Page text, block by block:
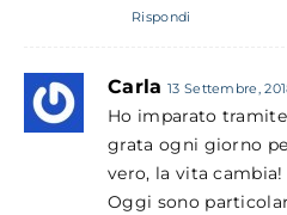
Rispondi
Carla 13 Settembre,
Ho imparato
grata ogni giorno
vero, la vita cambia!
Oggi sono